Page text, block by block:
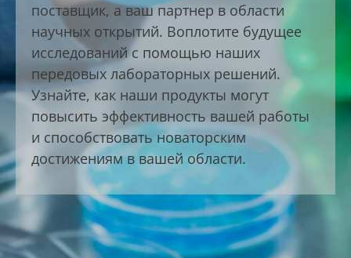
поставщик, а ваш партнер в области
научных открытий. Воплотите будущее
исследований с помощью наших
передовых лабораторных решений.
Узнайте, как наши продукты могут
повысить эффективность вашей работы
и способствовать новаторским
достижениям в вашей области.